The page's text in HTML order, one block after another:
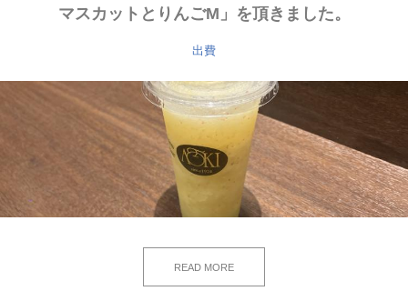
マスカットとりんごM」を頂きました。
出費
READ MORE